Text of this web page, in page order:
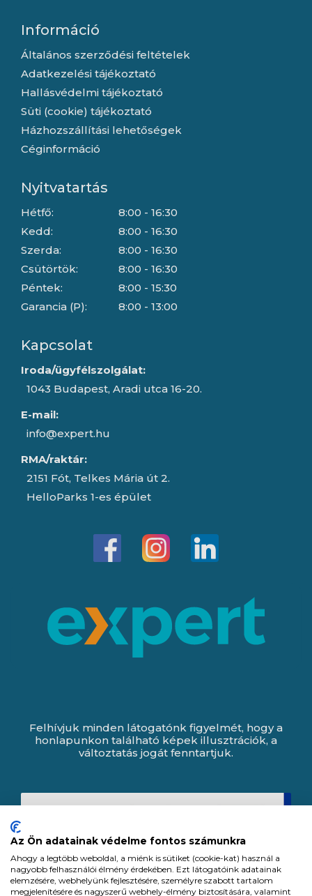
Információ
Általános szerződési feltételek
Adatkezelési tájékoztató
Hallásvédelmi tájékoztató
Süti (cookie) tájékoztató
Házhozszállítási lehetőségek
Céginformáció
Nyitvatartás
Hétfő:
Kedd:
Szerda:
Csütörtök:
Péntek:
Garancia (P):
8:00 - 16:30
8:00 - 16:30
8:00 - 16:30
8:00 - 16:30
8:00 - 15:30
8:00 - 13:00
Kapcsolat
Iroda/ügyfélszolgálat:
1043 Budapest, Aradi utca 16-20.
E-mail:
info@expert.hu
RMA/raktár:
2151 Fót, Telkes Mária út 2.
HelloParks 1-es épület
Felhívjuk minden látogatónk figyelmét, hogy a
honlapunkon található képek illusztrációk, a
változtatás jogát fenntartjuk.
Az Ön adatainak védelme fontos számunkra
Ahogy a legtöbb weboldal, a miénk is sütiket (cookie-kat) használ a
nagyobb felhasználói élmény érdekében. Ezt látogatóink adatainak
elemzésére, webhelyünk fejlesztésére, személyre szabott tartalom
megjelenítésére és nagyszerű webhely-élmény biztosítására, valamint